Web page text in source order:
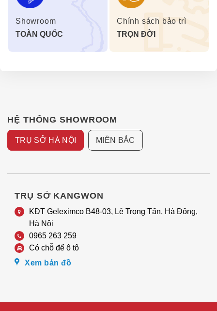
masasge. Công nghệ quét sẽ phát hiện chiều cao của vai.
Sau đó lập bản đồ chi tiết các điểm mát xa trọng điểm từ
cổ, lưng, eo, mông, đùi… Để đảm bảo lực mát xa
chịu
Showroom
TOÀN QUỐC
Chính sách bảo trì
TRỌN ĐỜI
HỆ THỐNG SHOWROOM
TRỤ SỞ HÀ NỘI MIỀN BẮC
TRỤ SỞ KANGWON
KĐT Geleximco B48-03, Lê Trọng Tấn, Hà Đông,
Hà Nội
0965 263 259
Có chỗ để ô tô
Xem bản đồ